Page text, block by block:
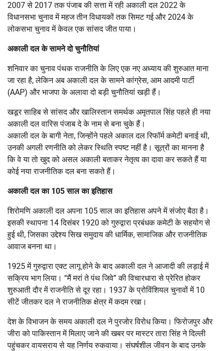
2007 से 2017 तक पंजाब की सत्ता में रही अकाली दल 2022 के
विधानसभा चुनाव में महज तीन विधायकों तक सिमट गई और 2024 के
लोकसभा चुनाव में केवल एक सांसद जीत पाया।
अकाली दल के सामने दो चुनौतियां
शनिवार का चुनाव पंथक राजनीति के लिए एक नए अध्याय की शुरुआत माना
जा रहा है, लेकिन अब अकाली दल के सामने कांग्रेस, आम आदमी पार्टी
(AAP) और भाजपा के अलावा दो बड़ी चुनौतियां खड़ी हैं।
खडूर साहिब से सांसद और खालिस्तान समर्थक अमृतपाल सिंह पहले ही नया
अकाली दल वारिस पंजाब दे के नाम से बना चुके हैं।
अकाली दल के बागी नेता, जिन्होंने पहले अकाल दल रिफॉर्म कमेटी बनाई थी,
उनकी अगली रणनीति को लेकर स्थिति स्पष्ट नहीं है। सूत्रों का मानना है
कि वे या तो खुद को असल अकाली बताकर नेतृत्व का दावा कर सकते हैं या
कोई नया राजनीतिक दल बना सकते हैं।
अकाली दल का 105 साल का इतिहास
शिरोमणि अकाली दल अपना 105 साल का इतिहास अपने में संजोए बैठा है।
इसकी स्थापना 14 दिसंबर 1920 को गुरुद्वारा प्रबंधक कमेटी के सहयोग से
हुई थी, जिसका उद्देश्य सिख समुदाय की धार्मिक, सामाजिक और राजनीतिक
आवाज बनना था।
1925 में गुरुद्वारा एक्ट लागू होने के बाद अकाली दल ने आजादी की लड़ाई में
सक्रिय भाग लिया। “मैं मरां ते पंथ जिवे” की विचारधारा से प्रेरित होकर
शुरुआती दौर में राजनीति से दूर रहा। 1937 के प्रोविंशियल चुनावों में 10
सीटें जीतकर दल ने राजनीतिक क्षेत्र में कदम रखा।
देश के विभाजन के समय अकाली दल ने पुरजोर विरोध किया। फिरोजपुर और
जीरा को पाकिस्तान में मिलाए जाने की खबर पर मास्टर तारा सिंह ने दिल्ली
पहुंचकर वायसराय से यह निर्णय रुकवाया। संघर्षशील जीवन के बाद उनके